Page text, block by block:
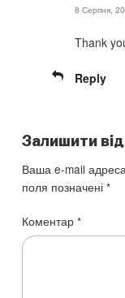
8 Серпня,
Thank
Reply
Залишити
Ваша e-mail
поля позначені*
Коментар*